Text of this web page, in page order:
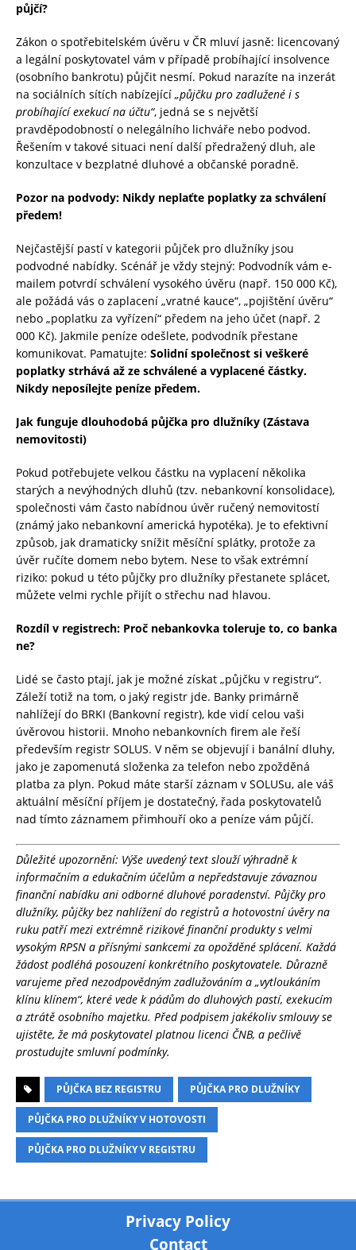
půjčí?
Zákon o spotřebitelském úvěru v ČR mluví jasně: licencovaný
a legální poskytovatel vám v případě probíhající insolvence
(osobního bankrotu) půjčit nesmí. Pokud narazíte na inzerát
na sociálních sítích nabízející „půjčku pro zadlužené i s
probíhající exekucí na účtu“, jedná se s největší
pravděpodobností o nelegálního lichváře nebo podvod.
Řešením v takové situaci není další předražený dluh, ale
konzultace v bezplatné dluhové a občanské poradně.
Pozor na podvody: Nikdy neplaťte poplatky za schválení
předem!
Nejčastější pastí v kategorii půjček pro dlužníky jsou
podvodné nabídky. Scénář je vždy stejný: Podvodník vám e-
mailem potvrdí schválení vysokého úvěru (např. 150 000 Kč),
ale požádá vás o zaplacení „vratné kauce“, „pojištění úvěru“
nebo „poplatku za vyřízení“ předem na jeho účet (např. 2
000 Kč). Jakmile peníze odešlete, podvodník přestane
komunikovat. Pamatujte: Solidní společnost si veškeré
poplatky strhává až ze schválené a vyplacené částky.
Nikdy neposílejte peníze předem.
Jak funguje dlouhodobá půjčka pro dlužníky (Zástava
nemovitosti)
Pokud potřebujete velkou částku na vyplacení několika
starých a nevýhodných dluhů (tzv. nebankovní konsolidace),
společnosti vám často nabídnou úvěr ručený nemovitostí
(známý jako nebankovní americká hypotéka). Je to efektivní
způsob, jak dramaticky snížit měsíční splátky, protože za
úvěr ručíte domem nebo bytem. Nese to však extrémní
riziko: pokud u této půjčky pro dlužníky přestanete splácet,
můžete velmi rychle přijít o střechu nad hlavou.
Rozdíl v registrech: Proč nebankovka toleruje to, co banka
ne?
Lidé se často ptají, jak je možné získat „půjčku v registru“.
Záleží totiž na tom, o jaký registr jde. Banky primárně
nahlížejí do BRKI (Bankovní registr), kde vidí celou vaši
úvěrovou historii. Mnoho nebankovních firem ale řeší
především registr SOLUS. V něm se objevují i banální dluhy,
jako je zapomenutá složenka za telefon nebo zpožděná
platba za plyn. Pokud máte starší záznam v SOLUSu, ale váš
aktuální měsíční příjem je dostatečný, řada poskytovatelů
nad tímto záznamem přimhouří oko a peníze vám půjčí.
Důležité upozornění: Výše uvedený text slouží výhradně k
informačním a edukačním účelům a nepředstavuje závaznou
finanční nabídku ani odborné dluhové poradenství. Půjčky pro
dlužníky, půjčky bez nahlížení do registrů a hotovostní úvěry na
ruku patří mezi extrémně rizikové finanční produkty s velmi
vysokým RPSN a přísnými sankcemi za opožděné splácení. Každá
žádost podléhá posouzení konkrétního poskytovatele. Důrazně
varujeme před nezodpovědným zadlužováním a „vytloukáním
klínu klínem“, které vede k pádům do dluhových pastí, exekucím
a ztrátě osobního majetku. Před podpisem jakékoliv smlouvy se
ujistěte, že má poskytovatel platnou licenci ČNB, a pečlivě
prostudujte smluvní podmínky.
PŮJČKA BEZ REGISTRU PŮJČKA PRO DLUŽNÍKY
PŮJČKA PRO DLUŽNÍKY V HOTOVOSTI
PŮJČKA PRO DLUŽNÍKY V REGISTRU
Privacy Policy
Contact